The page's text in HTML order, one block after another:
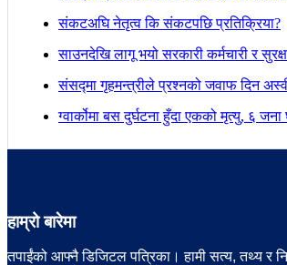
संकटअघि नेतृत्व कि संकटपछि प्रतिक्रिया?
साउनदेखि लागू भयो सरकारी कर्मचारी र
संसद्मा गृहमन्त्रीले प्रश्नको जवाफ दिन
ग्वार्कोमा बस दुर्घटना हुँदा एकको मृत्यु, ६ जना
हाम्रो बारेमा
तपाईंको आफ्नै डिजिटल पत्रिका। हामी सत्य, तथ्य र